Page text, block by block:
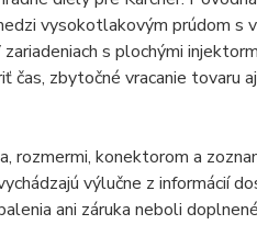
vysokotlakovým prúdom s
s plochými
čas, zbytočné vracanie tovaru
rozmermi, konektorom a
výlučne z informácií
ani záruka neboli